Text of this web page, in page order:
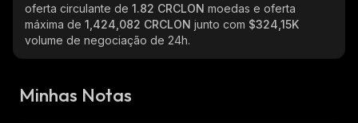
oferta circulante de 1.82 CRCLON moedas e oferta
máxima de 1,424,082 CRCLON junto com $324,15K
volume de negociação de 24h.
Minhas Notas